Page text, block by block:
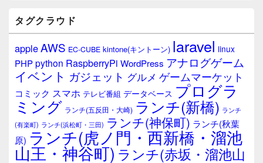
ウ
ィ
ジ
ェ
ア
タグクラウド
appleAWS EC-CUBE kintone(キントーン) laravel linux
PHPpython RaspberryPi WordPress アナログゲーム
イベント ガジェット グルメ ゲームマーケット
コミック スマホ テレビ番組 データベース プログラ
ミング ランチ(五反田・大崎) ランチ(新橋) ランチ
(有楽町) ランチ(浜松町・三田) ランチ(神保町) ランチ(秋葉
原) ランチ(虎ノ門・西新橋・溜池
山王・神谷町) ランチ(赤坂・溜池山